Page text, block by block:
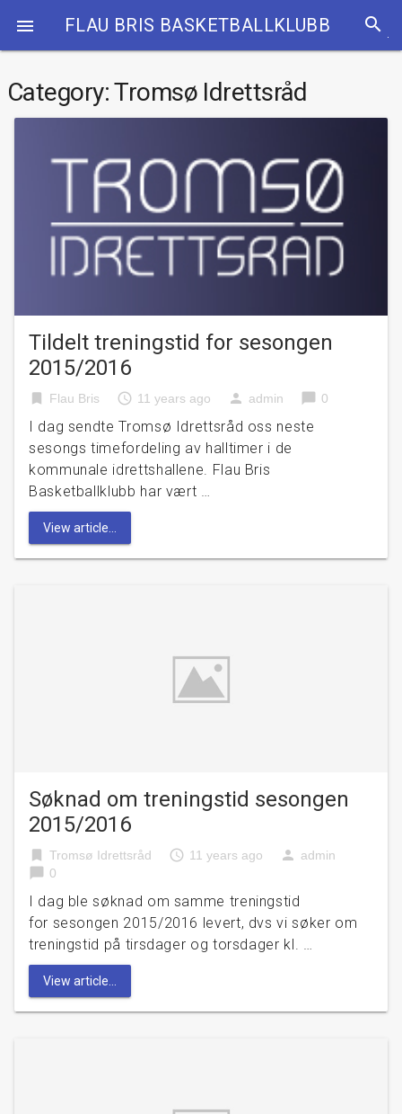
 FLAU BRIS BASKETBALLKLUBB search
Category:Tromsø Idrettsråd
Tildelt treningstid for sesongen
2015/2016
bookmark Flau Bris access_time 11 years ago person admin chat_bubble 0
I dag sendte Tromsø Idrettsråd oss neste
sesongs timefordeling av halltimer i de
kommunale idrettshallene. Flau Bris
Basketballklubb har vært …
View article...
Søknad om treningstid sesongen
2015/2016
bookmark Tromsø Idrettsråd access_time 11 years ago person admin
chat_bubble 0
I dag ble søknad om samme treningstid
for sesongen 2015/2016 levert, dvs vi søker om
treningstid på tirsdager og torsdager kl. …
View article...